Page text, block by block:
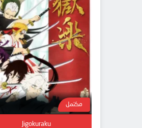
مكتمل
Jigokuraku